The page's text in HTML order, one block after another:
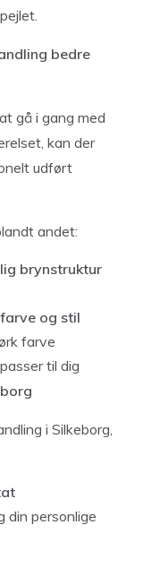
bedre
gå i gang med
kan der
udført
andet:
brynstruktur
og stil
farve
passer til dig
i Silkeborg,
din personlige